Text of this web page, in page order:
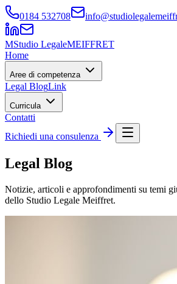
0184 532708
MStudio LegaleMEIFFRET
Home
Aree di competenza
Legal BlogLink
Curricula
Contatti
Richiedi una consulenza
Legal Blog
Notizie, articoli e approfondimenti su temi
dello Studio Legale Meiffret.